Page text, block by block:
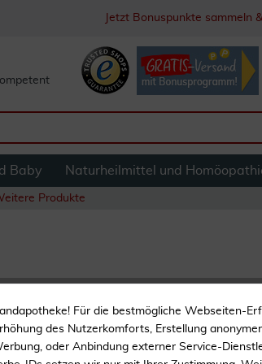
Jetzt Bonuspunkte sammeln
Baby Naturheilmittel und
Produkte
Just For Men
Gel
Für die bestmögliche Webseiten-
des Nutzerkomforts, Erstellung
oder Anbindung externer Service-